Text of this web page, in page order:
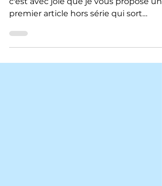
Salutations chers Kickers ! Aujourd'hui
premier article hors série qui sort
complètement du cadre...